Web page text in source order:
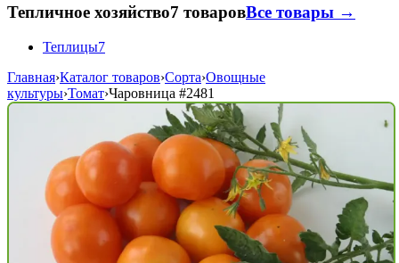
Тепличное хозяйство7 товаровВсе товары →
Теплицы7
Главная›Каталог товаров›Сорта›Овощные
культуры›Томат›Чаровница #2481